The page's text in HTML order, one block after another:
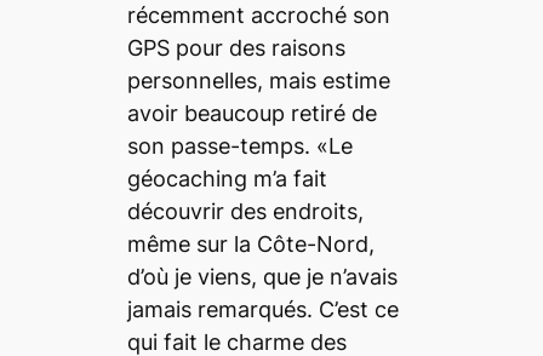
récemment accroché son
GPS pour des raisons
personnelles, mais estime
avoir beaucoup retiré de
son passe-temps. «Le
géocaching m’a fait
découvrir des endroits,
même sur la Côte-Nord,
d’où je viens, que je n’avais
jamais remarqués. C’est ce
qui fait le charme des